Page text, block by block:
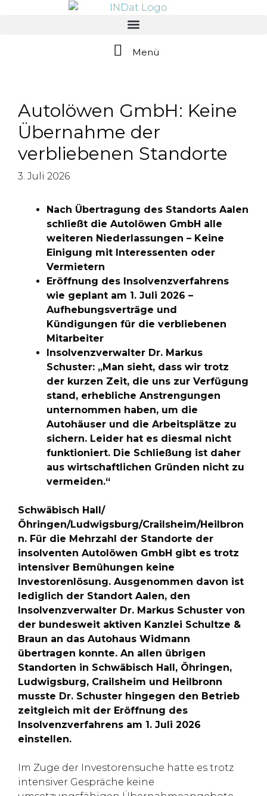
Menü
Autolöwen GmbH: Keine
Übernahme der
verbliebenen Standorte
3. Juli 2026
Nach Übertragung des Standorts Aalen
schließt die Autolöwen GmbH alle
weiteren Niederlassungen – Keine
Einigung mit Interessenten oder
Vermietern
Eröffnung des Insolvenzverfahrens
wie geplant am 1. Juli 2026 –
Aufhebungsverträge und
Kündigungen für die verbliebenen
Mitarbeiter
Insolvenzverwalter Dr. Markus
Schuster: „Man sieht, dass wir trotz
der kurzen Zeit, die uns zur Verfügung
stand, erhebliche Anstrengungen
unternommen haben, um die
Autohäuser und die Arbeitsplätze zu
sichern. Leider hat es diesmal nicht
funktioniert. Die Schließung ist daher
aus wirtschaftlichen Gründen nicht zu
vermeiden.“
Schwäbisch Hall/
Öhringen/Ludwigsburg/Crailsheim/Heilbron
n. Für die Mehrzahl der Standorte der
insolventen Autolöwen GmbH gibt es trotz
intensiver Bemühungen keine
Investorenlösung. Ausgenommen davon ist
lediglich der Standort Aalen, den
Insolvenzverwalter Dr. Markus Schuster von
der bundesweit aktiven Kanzlei Schultze &
Braun an das Autohaus Widmann
übertragen konnte. An allen übrigen
Standorten in Schwäbisch Hall, Öhringen,
Ludwigsburg, Crailsheim und Heilbronn
musste Dr. Schuster hingegen den Betrieb
zeitgleich mit der Eröffnung des
Insolvenzverfahrens am 1. Juli 2026
einstellen.
Im Zuge der Investorensuche hatte es trotz
intensiver Gespräche keine